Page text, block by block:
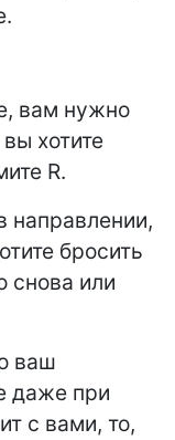
вам нужно
хотите
R.
направлении,
бросить
снова или
ваш
даже при
с вами, то,